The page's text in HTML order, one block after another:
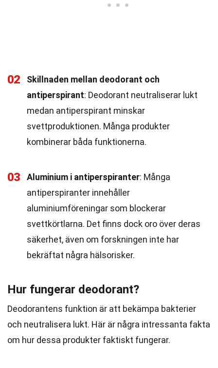
02
Skillnaden mellan deodorant och
antiperspirant: Deodorant neutraliserar lukt
medan antiperspirant minskar
svettproduktionen. Många produkter
kombinerar båda funktionerna.
03 Aluminium i antiperspiranter: Många
antiperspiranter innehåller
aluminiumföreningar som blockerar
svettkörtlarna. Det finns dock oro över deras
säkerhet, även om forskningen inte har
bekräftat några hälsorisker.
Hur fungerar deodorant?
Deodorantens funktion är att bekämpa bakterier
och neutralisera lukt. Här är några intressanta fakta
om hur dessa produkter faktiskt fungerar.